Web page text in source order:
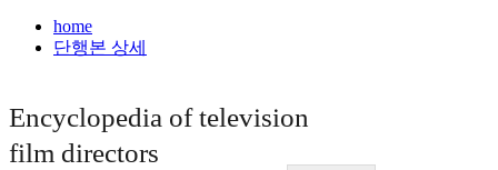
home
단행본 상세
Encyclopedia of television
film directors